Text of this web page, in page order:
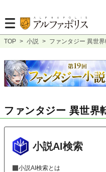
TOP > 小説 > ファンタジー 異世
ファンタジー 異世界
小説AI検索
小説AI検索とは